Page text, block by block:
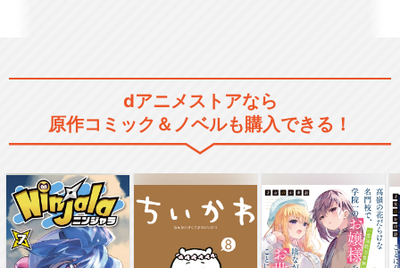
dアニメストアなら
原作コミック＆ノベルも購入できる！